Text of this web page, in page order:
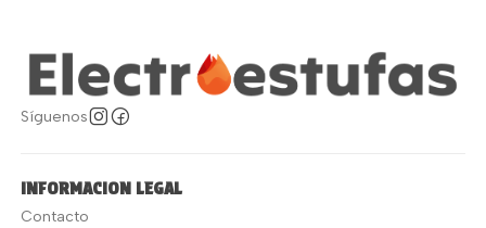
Síguenos
INFORMACION LEGAL
Contacto